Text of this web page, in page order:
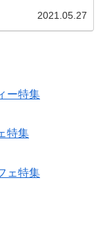
2021.05.27
ー特集
特集
ェ特集